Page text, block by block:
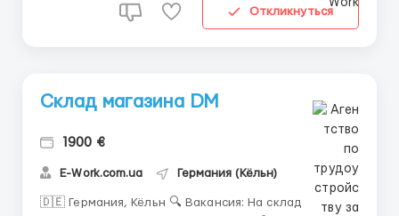
Откликнуться
Склад магазина DM
1900 €
E-Work.com.ua Германия (Кёльн)
🇩🇪 Германия, Кёльн 🔍 Вакансия: На склад